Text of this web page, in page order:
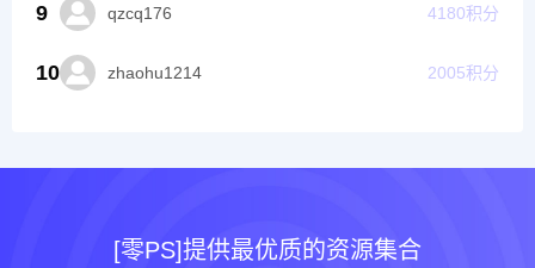
9 qzcq176 4180积分
10 zhaohu1214 2005积分
[零PS]提供最优质的资源集合